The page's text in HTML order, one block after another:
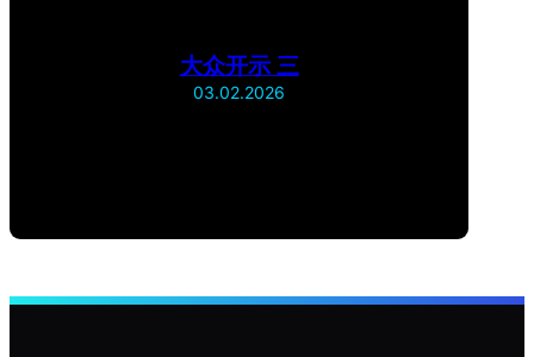
大众开示 三
03.02.2026